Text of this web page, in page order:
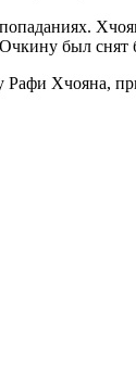
был снят
Хчояна,